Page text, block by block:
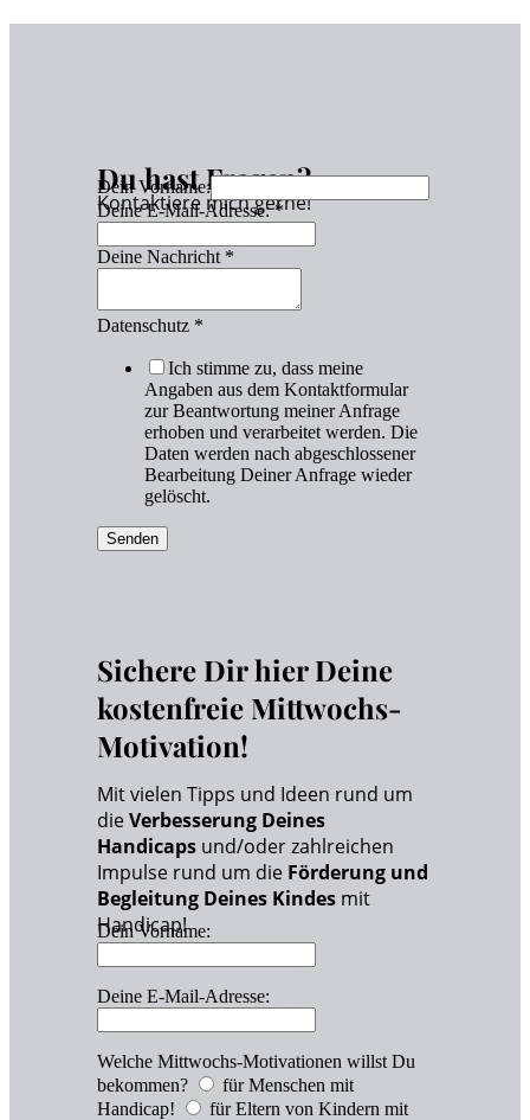
Du hast Fragen?
Kontaktiere mich gerne!
Dein Vorname:
Deine E-Mail-Adresse:*
Deine Nachricht *
Datenschutz *
Ich stimme zu, dass meine
Angaben aus dem Kontaktformular
zur Beantwortung meiner Anfrage
erhoben und verarbeitet werden. Die
Daten werden nach abgeschlossener
Bearbeitung Deiner Anfrage wieder
gelöscht.
Senden
Sichere Dir hier Deine
kostenfreie Mittwochs-
Motivation!
Mit vielen Tipps und Ideen rund um
dieVerbesserung Deines
Handicaps und/oder zahlreichen
Impulse rund um die Förderung und
Begleitung Deines Kindes mit
Handicap!
Dein Vorname:
Deine E-Mail-Adresse:
Welche Mittwochs-Motivationen willst Du
bekommen?
für Menschen mit
Handicap!
für Eltern von Kindern mit